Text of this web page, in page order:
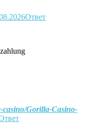
Ответ
casino/Gorilla-Casino-